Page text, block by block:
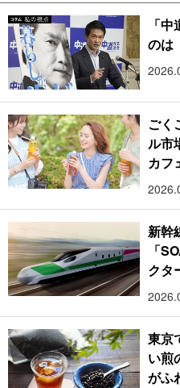
「
のは
ごく
ル市
カフ
新幹
「
クタ
東京
い煎
がふ